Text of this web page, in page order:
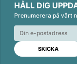
n
k
e
d
n
c
e
b
o
o
k
a
i
l
HÅLL DIG
Prenumerera på vårt